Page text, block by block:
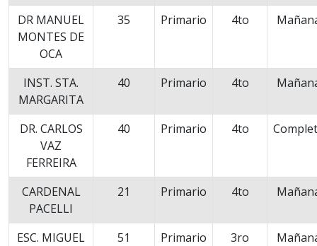
DR MANUEL
MONTES DE
OCA
35 Primario 4to
INST. STA.
MARGARITA
40 Primario 4to
DR. CARLOS
VAZ
FERREIRA
40 Primario 4to
CARDENAL
PACELLI
21 Primario 4to
ESC. MIGUEL
51 Primario 3ro